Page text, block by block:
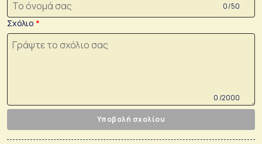
0 /50
Σχόλιο
0 /2000
Υποβολή σχολίου